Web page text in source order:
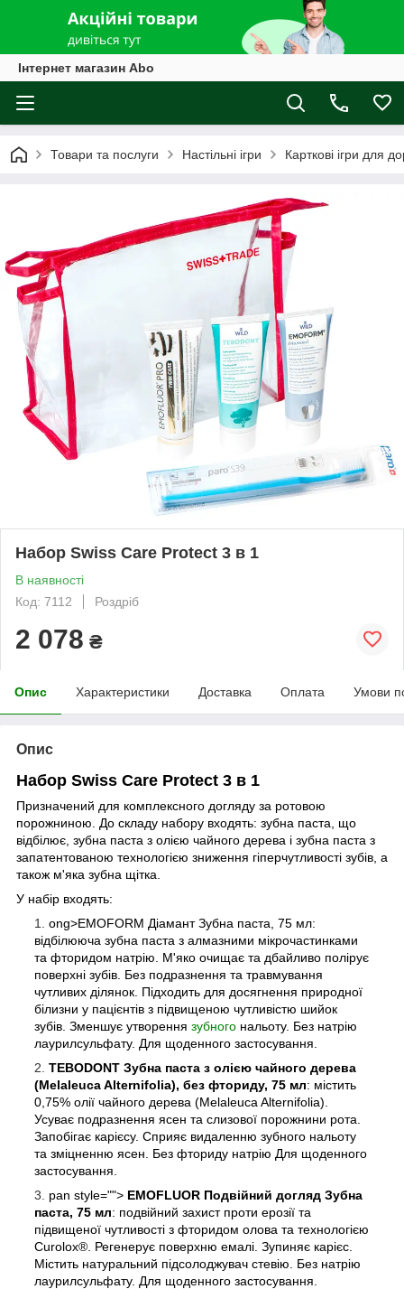
Інтернет магазин Abo
Товари та послуги Настільні ігри Карткові ігри для
Набор Swiss Care Protect 3 в 1
В наявності
Код: 7112
Роздріб
2 078 ₴
Опис Характеристики Доставка Оплата Умови
Опис
Набор Swiss Care Protect 3 в 1
Призначений для комплексного догляду за ротовою
порожниною. До складу набору входять: зубна паста, що
відбілює, зубна паста з олією чайного дерева і зубна паста з
запатентованою технологією зниження гіперчутливості зубів, а
також м'яка зубна щітка.
У набір входять:
ong>EMOFORM Діамант Зубна паста, 75 мл:
відбілююча зубна паста з алмазними мікрочастинками
та фторидом натрію. М'яко очищає та дбайливо полірує
поверхні зубів. Без подразнення та травмування
чутливих ділянок. Підходить для досягнення природної
білизни у пацієнтів з підвищеною чутливістю шийок
зубів. Зменшує утворення зубного нальоту. Без натрію
лаурилсульфату. Для щоденного застосування.
TEBODONT Зубна паста з олією чайного дерева
(Melaleuca Alternifolia), без фториду, 75 мл: містить
0,75% олії чайного дерева (Melaleuca Alternifolia).
Усуває подразнення ясен та слизової порожнини рота.
Запобігає карієсу. Сприяє видаленню зубного нальоту
та зміцненню ясен. Без фториду натрію Для щоденного
застосування.
pan style=""> EMOFLUOR Подвійний догляд Зубна
паста, 75 мл: подвійний захист проти ерозії та
підвищеної чутливості з фторидом олова та технологією
Curolox®. Регенерує поверхню емалі. Зупиняє карієс.
Містить натуральний підсолоджувач стевію. Без натрію
лаурилсульфату. Для щоденного застосування.